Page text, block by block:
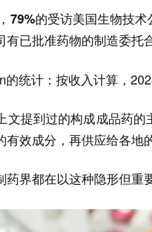
79%的受访美国生物技
有已批准药物的制造委托
统计：按收入计算，
文提到过的构成成品药
有效成分，再供应给各地
药界都在以这种隐形但重